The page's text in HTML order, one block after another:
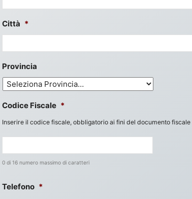
Città *
Provincia
Codice Fiscale *
Inserire il codice fiscale, obbligatorio ai fini del documento fiscale
0 di 16 numero massimo di caratteri
Telefono *